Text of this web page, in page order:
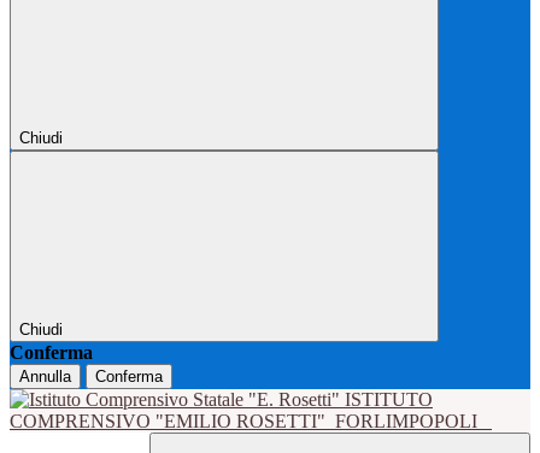
Chiudi
Chiudi
Conferma
Annulla Conferma
ISTITUTO
COMPRENSIVO "EMILIO ROSETTI" FORLIMPOPOLI